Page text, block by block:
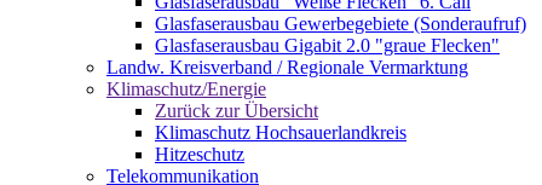
Glasfaserausbau Gewerbegebiete (Sonderaufruf)
Glasfaserausbau Gigabit 2.0 "graue Flecken"
Landw. Kreisverband / Regionale Vermarktung
Klimaschutz/Energie
Zurück zur Übersicht
Klimaschutz Hochsauerlandkreis
Hitzeschutz
Telekommunikation